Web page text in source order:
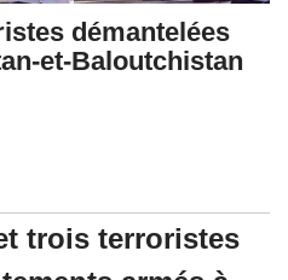
démantelées
et-Baloutchistan
trois terroristes